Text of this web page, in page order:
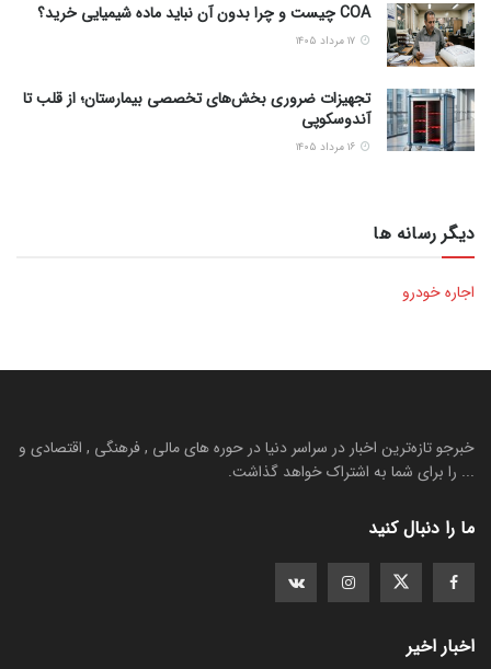
COA چیست و چرا بدون آن نباید ماده شیمیایی خرید؟
تجهیزات ضروری بخش‌های تخصصی بیمارستان؛ از قلب تا
آندوسکوپی
دیگر رسانه ها
اجاره خودرو
خبرجو تازه‌ترین اخبار در سراسر دنیا در حوره های مالی , فرهنگی , اقتصادی و
... را برای شما به اشتراک خواهد گذاشت.
ما را دنبال کنید
اخبار اخیر